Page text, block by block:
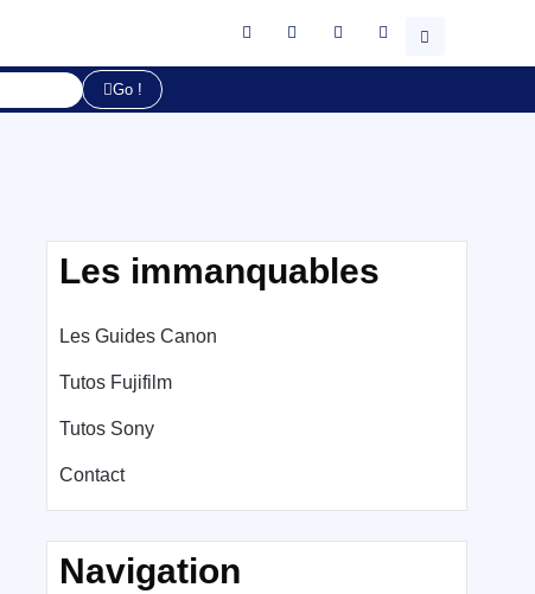
Go !
Les immanquables
Les Guides Canon
Tutos Fujifilm
Tutos Sony
Contact
Navigation